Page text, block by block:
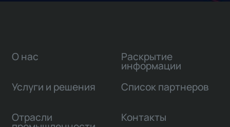
О нас
Услуги и решения
Отрасли
Раскрытие
информации
Список партнеров
Контакты